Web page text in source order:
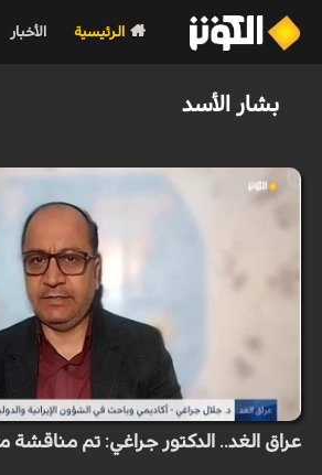
الرئيسية الأخبار
بشار الأسد
عراق الغد.. الدكتور جراغي: تم مناقشة